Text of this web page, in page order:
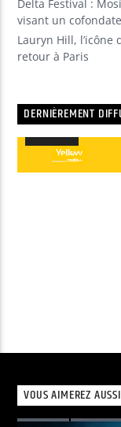
Delta Festival :
visant un
Lauryn Hill,
retour à Paris
DERNIÈREMENT
Lecteur
audio
VOUS AIMEREZ AUSSI